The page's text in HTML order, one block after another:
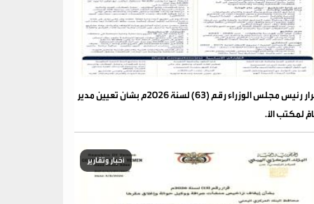
قرار رئيس مجلس الوزراء رقم (63) لسنة 2026م بشأن تعيين مدير
لمكتب الأ.
أخبار وتقارير